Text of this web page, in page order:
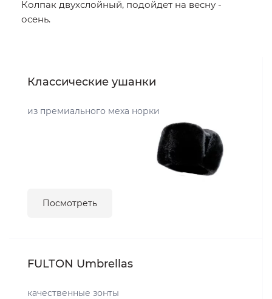
Колпак двухслойный, подойдет на весну -
осень.
Классические ушанки
из премиального меха норки
Посмотреть
FULTON Umbrellas
качественные зонты